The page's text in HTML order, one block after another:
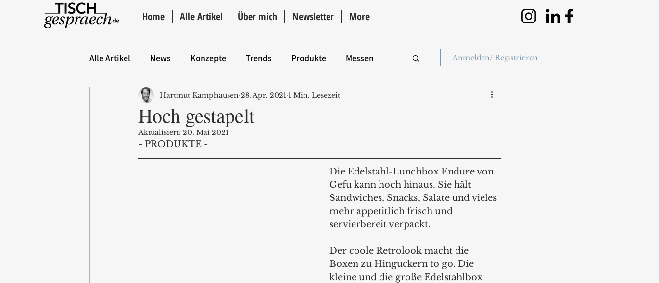
Home Alle Artikel Über mich Newsletter More
Alle Artikel News Konzepte Trends Produkte Messen
Hintergrund ANZEIGE Intro
Anmelden/ Registrieren
Hoch gestapelt
Hartmut Kamphausen 28. Apr. 2021 1 Min. Lesezeit
Aktualisiert: 20. Mai 2021
- PRODUKTE -
Die Edelstahl-Lunchbox Endure von
Gefu kann hoch hinaus. Sie hält
Sandwiches, Snacks, Salate und vieles
mehr appetitlich frisch und
servierbereit verpackt.
Der coole Retrolook macht die
Boxen zu Hinguckern to go. Die
kleine und die große Edelstahlbox